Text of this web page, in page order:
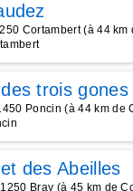
Cortambert (à 44 km
trois gones
Poncin (à 44 km de
des Abeilles
Bray (à 45 km de